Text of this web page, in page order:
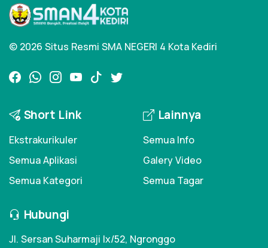
© 2026 Situs Resmi SMA NEGERI 4 Kota Kediri
Short Link
Ekstrakurikuler
Semua Aplikasi
Semua Kategori
Lainnya
Semua Info
Galery Video
Semua Tagar
Hubungi
Jl. Sersan Suharmaji Ix/52, Ngronggo